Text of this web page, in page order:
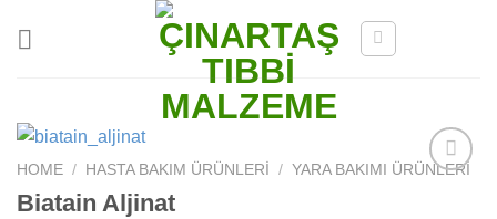
HOME / HASTA BAKIM ÜRÜNLERI / YARA BAKIMI ÜRÜNLERI
Biatain Aljinat